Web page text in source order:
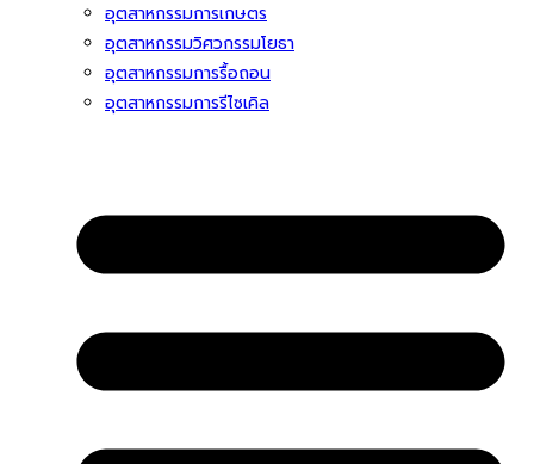
อุตสาหกรรมการเกษตร
อุตสาหกรรมวิศวกรรมโยธา
อุตสาหกรรมการรื้อถอน
อุตสาหกรรมการรีไซเคิล